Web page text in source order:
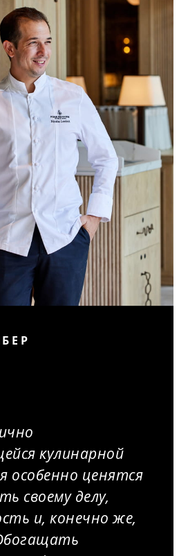
кулинарной
особенно ценятся
своему делу,
и, конечно же,